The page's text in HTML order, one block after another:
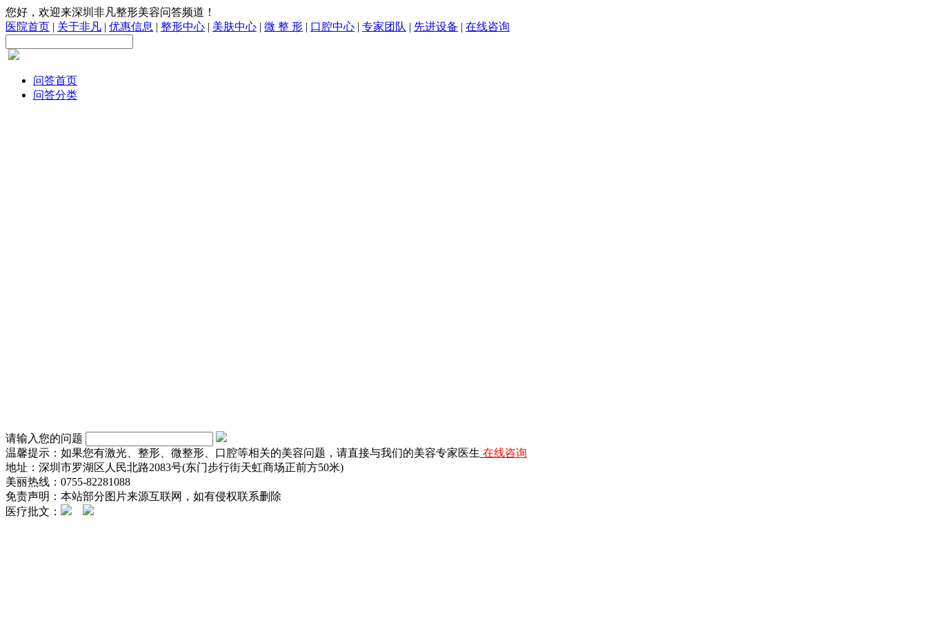
您好，欢迎来深圳非凡整形美容问答频道！
医院首页 | 关于非凡 | 优惠信息 | 整形中心 | 美肤中心 | 微 整 形 | 口腔中心 | 专家团队 | 先进设备 | 在线咨询
问答首页
问答分类
请输入您的问题
温馨提示：如果您有激光、整形、微整形、口腔等相关的美容问题，请直接与我们的美容专家医生 在线咨询
地址：深圳市罗湖区人民北路2083号(东门步行街天虹商场正前方50米)
美丽热线：0755-82281088
免责声明：本站部分图片来源互联网，如有侵权联系删除
医疗批文：